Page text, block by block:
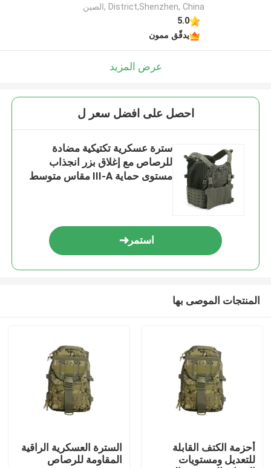
District,Shenzhen, China ,الصين
5.0
يدقّق ممون
عرض المزيد
احصل على افضل سعر ل
سترة عسكرية تكتيكية مضادة
للرصاص مع إغلاق بزر انجذاب
مستوى حماية III-A مقاس متوسط
استمر
المنتجات الموصى بها
أحزمة الكتف القابلة
للتعديل ومستويات
السترة العسكرية الراقية
المقاومة للرصاص